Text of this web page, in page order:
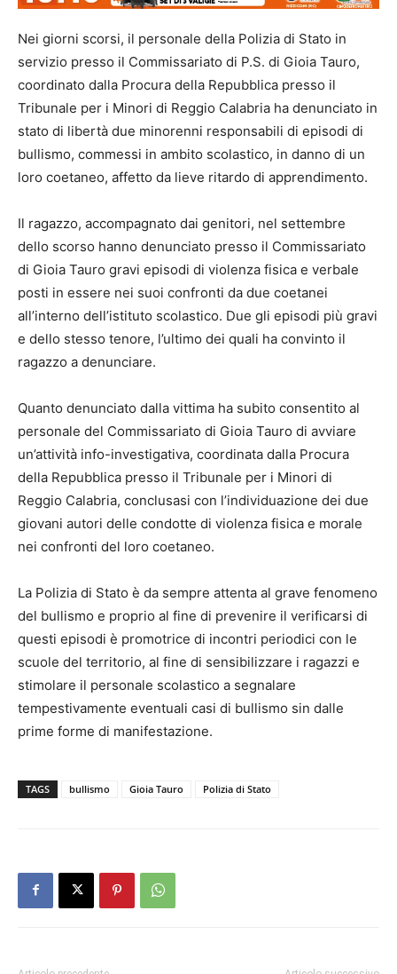
Nei giorni scorsi, il personale della Polizia di Stato in
servizio presso il Commissariato di P.S. di Gioia Tauro,
coordinato dalla Procura della Repubblica presso il
Tribunale per i Minori di Reggio Calabria ha denunciato in
stato di libertà due minorenni responsabili di episodi di
bullismo, commessi in ambito scolastico, in danno di un
loro coetaneo, affetto da lieve ritardo di apprendimento.
Il ragazzo, accompagnato dai genitori, nel settembre
dello scorso hanno denunciato presso il Commissariato
di Gioia Tauro gravi episodi di violenza fisica e verbale
posti in essere nei suoi confronti da due coetanei
all’interno dell’istituto scolastico. Due gli episodi più gravi
e dello stesso tenore, l’ultimo dei quali ha convinto il
ragazzo a denunciare.
Quanto denunciato dalla vittima ha subito consentito al
personale del Commissariato di Gioia Tauro di avviare
un’attività info-investigativa, coordinata dalla Procura
della Repubblica presso il Tribunale per i Minori di
Reggio Calabria, conclusasi con l’individuazione dei due
giovani autori delle condotte di violenza fisica e morale
nei confronti del loro coetaneo.
La Polizia di Stato è da sempre attenta al grave fenomeno
del bullismo e proprio al fine di prevenire il verificarsi di
questi episodi è promotrice di incontri periodici con le
scuole del territorio, al fine di sensibilizzare i ragazzi e
stimolare il personale scolastico a segnalare
tempestivamente eventuali casi di bullismo sin dalle
prime forme di manifestazione.
TAGS bullismo Gioia Tauro Polizia di Stato